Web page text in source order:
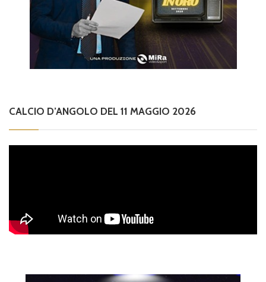
CALCIO D’ANGOLO DEL 11 MAGGIO 2026